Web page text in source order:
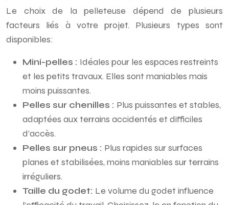
Le choix de la pelleteuse dépend de plusieurs
facteurs liés à votre projet. Plusieurs types sont
disponibles:
Mini-pelles : Idéales pour les espaces restreints
et les petits travaux. Elles sont maniables mais
moins puissantes.
Pelles sur chenilles : Plus puissantes et stables,
adaptées aux terrains accidentés et difficiles
d’accès.
Pelles sur pneus : Plus rapides sur surfaces
planes et stabilisées, moins maniables sur terrains
irréguliers.
Taille du godet: Le volume du godet influence